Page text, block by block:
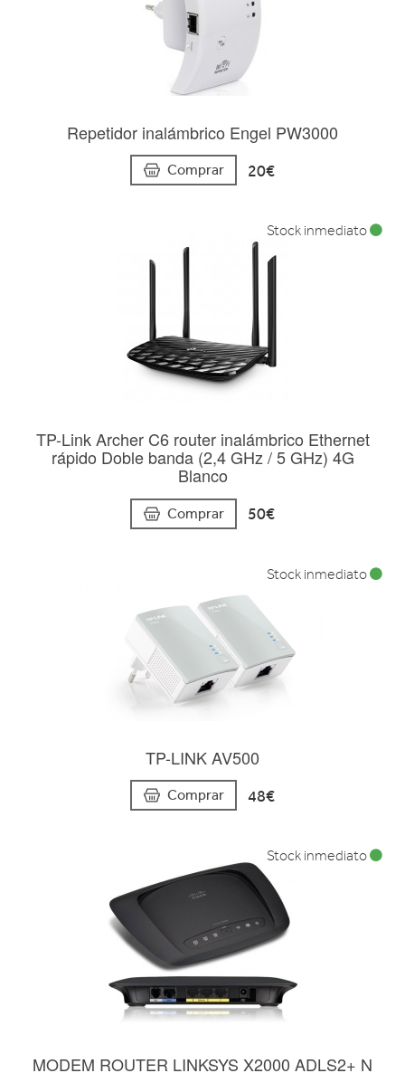
Repetidor inalámbrico Engel PW3000
Comprar 20€
TP-Link Archer C6 router inalámbrico Ethernet
rápido Doble banda (2,4 GHz / 5 GHz) 4G
Blanco
Comprar 50€
Stock inmediato
TP-LINK AV500
Comprar 48€
Stock inmediato
MODEM ROUTER LINKSYS X2000 ADLS2+ N
Stock inmediato